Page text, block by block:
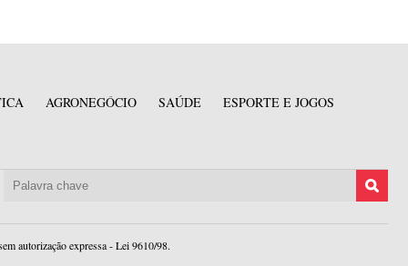
AGRONEGÓCIO SAÚDE ESPORTE E JOGOS
autorização expressa - Lei 9610/98.